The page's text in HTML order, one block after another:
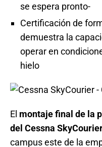
se espera pronto-
Certificación de
demuestra la
operar en
hielo
El montaje final de la
del Cessna
campus este de la